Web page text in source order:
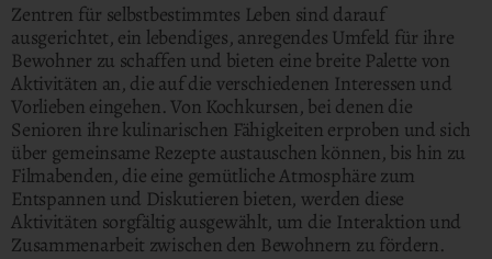
Zentren für selbstbestimmtes Leben sind darauf
ausgerichtet, ein lebendiges, anregendes Umfeld für ihre
Bewohner zu schaffen und bieten eine breite Palette von
Aktivitäten an, die auf die verschiedenen Interessen und
Vorlieben eingehen. Von Kochkursen, bei denen die
Senioren ihre kulinarischen Fähigkeiten erproben und sich
über gemeinsame Rezepte austauschen können, bis hin zu
Filmabenden, die eine gemütliche Atmosphäre zum
Entspannen und Diskutieren bieten, werden diese
Aktivitäten sorgfältig ausgewählt, um die Interaktion und
Zusammenarbeit zwischen den Bewohnern zu fördern.